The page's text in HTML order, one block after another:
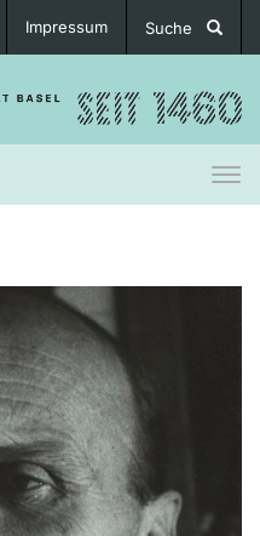
Impressum Suche